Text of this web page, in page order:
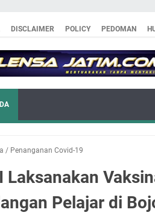
DISCLAIMER POLICY PEDOMAN
/ Penanganan Covid-19
Laksanakan
Pelajar di